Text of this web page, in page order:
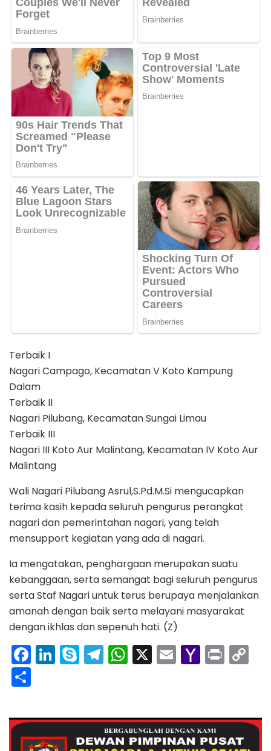
Terbaik I
Nagari Campago, Kecamatan V Koto Kampung
Dalam
Terbaik II
Nagari Pilubang, Kecamatan Sungai Limau
Terbaik III
Nagari III Koto Aur Malintang, Kecamatan IV Koto Aur
Malintang
Wali Nagari Pilubang Asrul,S.Pd.M.Si mengucapkan
terima kasih kepada seluruh pengurus perangkat
nagari dan pemerintahan nagari, yang telah
mensupport kegiatan yang ada di nagari.
Ia mengatakan, penghargaan merupakan suatu
kebanggaan, serta semangat bagi seluruh pengurus
serta Staf Nagari untuk terus berupaya menjalankan
amanah dengan baik serta melayani masyarakat
dengan ikhlas dan sepenuh hati. (Z)
F
a
e
b
Li
n
e
dI
S
k
p
e
T
el
gr
a
W
h
ts
A
X E
m
l
Y
a
o
o
Pr
in
y
Li
ar
e